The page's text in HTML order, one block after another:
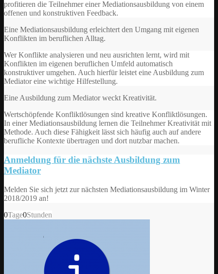
profitieren die Teilnehmer einer Mediationsausbildung von einem
offenen und konstruktiven Feedback.
Eine Mediationsausbildung erleichtert den Umgang mit eigenen
Konflikten im beruflichen Alltag.
Wer Konflikte analysieren und neu ausrichten lernt, wird mit
Konflikten im eigenen beruflichen Umfeld automatisch
konstruktiver umgehen. Auch hierfür leistet eine Ausbildung zum
Mediator eine wichtige Hilfestellung.
Eine Ausbildung zum Mediator weckt Kreativität.
Wertschöpfende Konfliktlösungen sind kreative Konfliktlösungen.
In einer Mediationsausbildung lernen die Teilnehmer Kreativität mit
Methode. Auch diese Fähigkeit lässt sich häufig auch auf andere
berufliche Kontexte übertragen und dort nutzbar machen.
Anmeldung für die nächste Ausbildung zum
Mediator
Melden Sie sich jetzt zur nächsten Mediationsausbildung im Winter
2018/2019 an!
0Tage0Stunden